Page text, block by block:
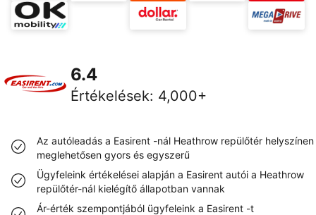
6.4
Értékelések: 4,000+
Az autóleadás a Easirent -nál Heathrow repülőtér helyszínen
meglehetősen gyors és egyszerű
Ügyfeleink értékelései alapján a Easirent autói a Heathrow
repülőtér-nál kielégítő állapotban vannak
Ár-érték szempontjából ügyfeleink a Easirent -t